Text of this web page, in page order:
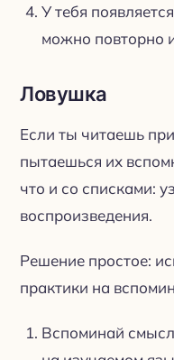
У тебя
можно повторно
Ловушка
Если ты читаешь
пытаешься их
что и со списками:
воспроизведения.
Решение простое:
практики на
Вспоминай